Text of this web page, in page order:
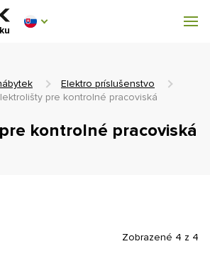
Dílenský nábytek
Elektro príslušenstvo
pre kontrolné pracoviská
kontrolné pracoviská
Zobrazené 4 z 4